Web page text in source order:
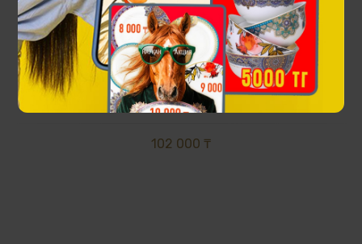
Абылай хан панносы
102 000 ₸